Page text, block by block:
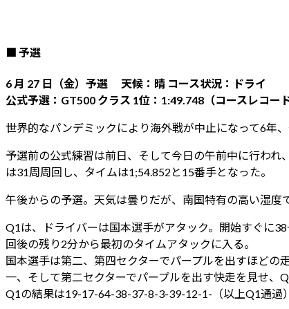
■ 予選
6 月 27 日（金）予選 天候：晴 コース状況：ドライ
公式予選：GT500 クラス 1位：1:49.748（コースレコード
世界的なパンデミックにより海外戦が中止になって6年
予選前の公式練習は前日、そして今日の午前中に行わ
は31周周回し、タイムは1;54.852と15番手となった。
午後からの予選。天気は曇りだが、南国特有の高い湿度
Q1は、ドライバーは国本選手がアタック。開始すぐに
回後の残り2分から最初のタイムアタックに入る。
国本選手は第二、第四セクターでパープルを出すほど
一、そして第二セクターでパープルを出す快走を見せ、
Q1の結果は19-17-64-38-37-8-3-39-12-1-（以上Q1通過